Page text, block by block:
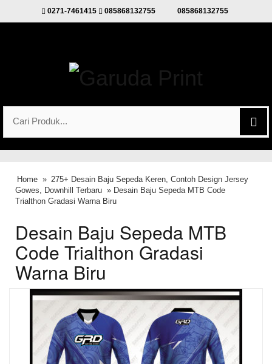
0271-7461415 085868132755 085868132755
Home » 275+ Desain Baju Sepeda Keren, Contoh Design Jersey
Gowes, Downhill Terbaru » Desain Baju Sepeda MTB Code
Trialthon Gradasi Warna Biru
Desain Baju Sepeda MTB
Code Trialthon Gradasi
Warna Biru